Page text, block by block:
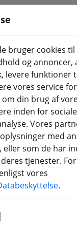
bruger cookies til
og annoncer,
levere funktioner
vores service
din brug af
inden for
Vores
med
eller som de har
tjenester.
vores
.